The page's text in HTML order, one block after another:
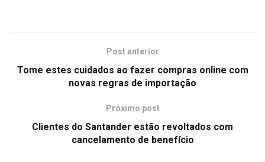
Post anterior
Tome estes cuidados ao fazer compras online com
novas regras de importação
Próximo post
Clientes do Santander estão revoltados com
cancelamento de benefício